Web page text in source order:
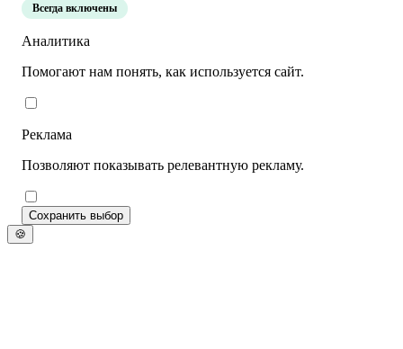
Всегда включены
Аналитика
Помогают нам понять, как используется сайт.
Реклама
Позволяют показывать релевантную рекламу.
Сохранить выбор
🍪